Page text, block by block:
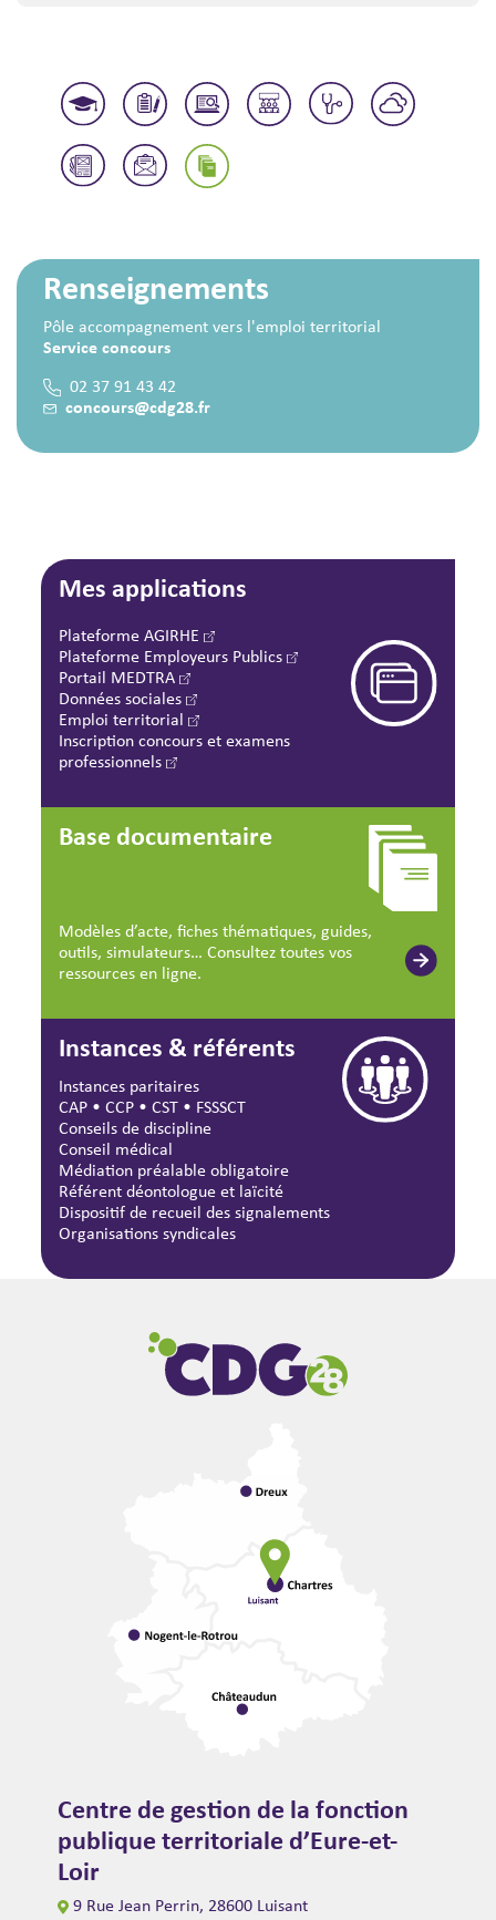
Renseignements
Pôle accompagnement vers l'emploi territorial
Service concours
02 37 91 43 42
concours@cdg28.fr
Mes applications
Plateforme AGIRHE
Plateforme Employeurs Publics
Portail MEDTRA
Données sociales
Emploi territorial
Inscription concours et examens
professionnels
Base documentaire
Modèles d’acte, fiches thématiques, guides,
outils, simulateurs… Consultez toutes vos
ressources en ligne.
Instances & référents
Instances paritaires
CAP •CCP •CST • FSSSCT
Conseils de discipline
Conseil médical
Médiation préalable obligatoire
Référent déontologue et laïcité
Dispositif de recueil des signalements
Organisations syndicales
Centre de gestion de la fonction
publique territoriale d’Eure-et-
Loir
9 Rue Jean Perrin, 28600 Luisant